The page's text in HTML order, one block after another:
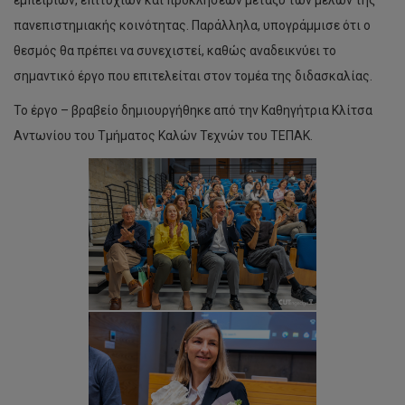
πανεπιστημιακής κοινότητας. Παράλληλα, υπογράμμισε ότι ο
θεσμός θα πρέπει να συνεχιστεί, καθώς αναδεικνύει το
σημαντικό έργο που επιτελείται στον τομέα της διδασκαλίας.
Το έργο – βραβείο δημιουργήθηκε από την Καθηγήτρια Κλίτσα
Αντωνίου του Τμήματος Καλών Τεχνών του ΤΕΠΑΚ.